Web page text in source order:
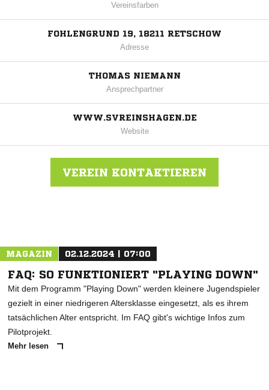
Vereinsfarben
FOHLENGRUND 19, 18211 RETSCHOW
Adresse
THOMAS NIEMANN
Ansprechpartner
WWW.SVREINSHAGEN.DE
Website
VEREIN KONTAKTIEREN
MAGAZIN 02.12.2024 | 07:00
FAQ: SO FUNKTIONIERT "PLAYING DOWN"
Mit dem Programm "Playing Down" werden kleinere Jugendspieler
gezielt in einer niedrigeren Altersklasse eingesetzt, als es ihrem
tatsächlichen Alter entspricht. Im FAQ gibt's wichtige Infos zum
Pilotprojekt.
Mehr lesen